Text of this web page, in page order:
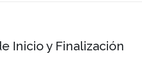
Inicio y Finalización